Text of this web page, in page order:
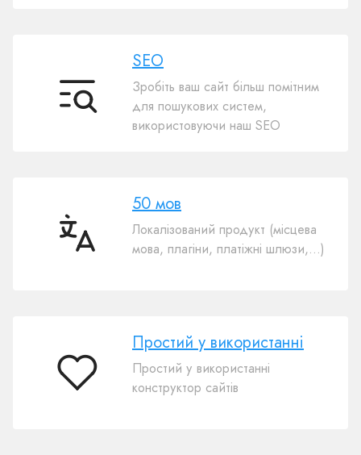
SEO
SEO
Зробіть ваш сайт більш помітним
для пошукових систем,
використовуючи наш SEO
50
50 мов
Локалізований продукт (місцева
мова, плагіни, платіжні шлюзи,…)
Простий
Простий у використанні
Простий у використанні
конструктор сайтів